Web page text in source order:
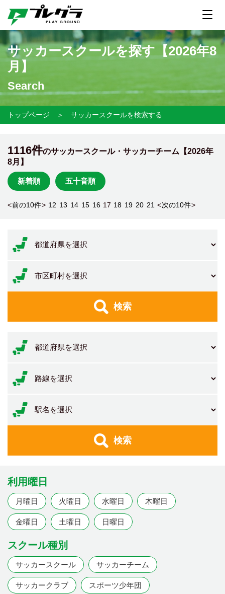
サッカースクールを探す【2026年8
月】
Search
トップページ ＞ サッカースクールを検索する
1116件のサッカースクール・サッカーチーム【2026年
8月】
新着順 五十音順
<前の10件> 12 13 14 15 16 17 18 19 20 21 <次の10件>
検索
検索
利用曜日
月曜日 火曜日 水曜日 木曜日
金曜日 土曜日 日曜日
スクール種別
サッカースクール サッカーチーム
サッカークラブ スポーツ少年団